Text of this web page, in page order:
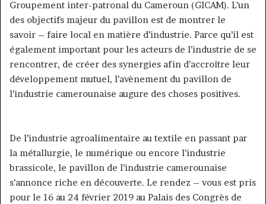
Groupement inter-patronal du Cameroun (GICAM). L’un
des objectifs majeur du pavillon est de montrer le
savoir – faire local en matière d’industrie. Parce qu’il est
également important pour les acteurs de l’industrie de se
rencontrer, de créer des synergies afin d’accroître leur
développement mutuel, l’avènement du pavillon de
l’industrie camerounaise augure des choses positives.
De l’industrie agroalimentaire au textile en passant par
la métallurgie, le numérique ou encore l’industrie
brassicole, le pavillon de l’industrie camerounaise
s’annonce riche en découverte. Le rendez – vous est pris
pour le 16 au 24 février 2019 au Palais des Congrès de